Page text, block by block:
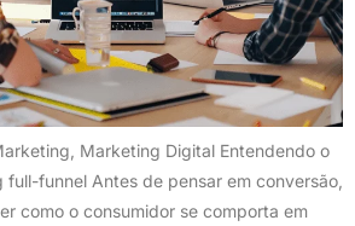
Marketing Digital Entendendo o
funnel Antes de pensar em conversão,
como o consumidor se comporta em